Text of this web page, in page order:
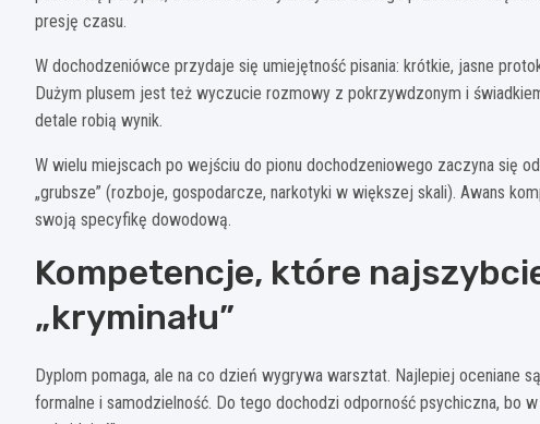
presję czasu.
W dochodzeniówce przydaje się umiejętność pisania: krótkie, jasne
Dużym plusem jest też wyczucie rozmowy z pokrzywdzonym i
detale robią wynik.
W wielu miejscach po wejściu do pionu dochodzeniowego zaczyna się
„grubsze” (rozboje, gospodarcze, narkotyki w większej skali). Awans
swoją specyfikę dowodową.
Kompetencje, które
„kryminału”
Dyplom pomaga, ale na co dzień wygrywa warsztat. Najlepiej oceniane
formalne i samodzielność. Do tego dochodzi odporność psychiczna, bo